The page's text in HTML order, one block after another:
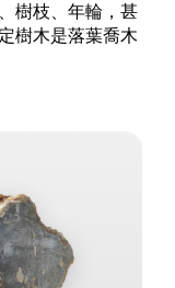
樹枝、年輪，甚
樹木是落葉喬木